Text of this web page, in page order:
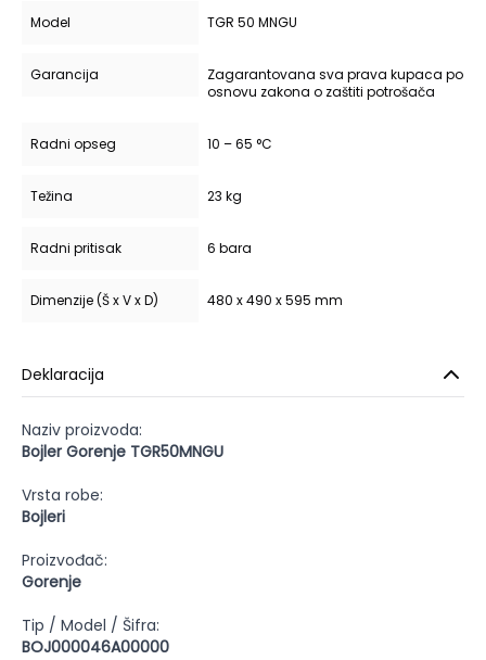
Model TGR 50 MNGU
Garancija
Zagarantovana sva prava kupaca po
osnovu zakona o zaštiti potrošača
Radni opseg 10 – 65 °C
Težina 23 kg
Radni pritisak 6 bara
Dimenzije (Š x V x D) 480 x 490 x 595 mm
Deklaracija
Naziv proizvoda:
Bojler Gorenje TGR50MNGU
Vrsta robe:
Bojleri
Proizvođač:
Gorenje
Tip / Model / Šifra:
BOJ000046A00000